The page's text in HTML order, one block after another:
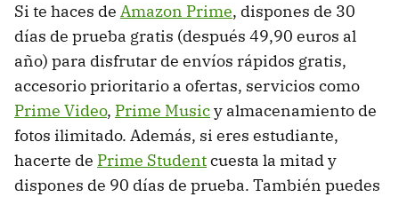
Si te haces de Amazon Prime, dispones de 30
días de prueba gratis (después 49,90 euros al
año) para disfrutar de envíos rápidos gratis,
accesorio prioritario a ofertas, servicios como
Prime Video, Prime Musicy almacenamiento de
fotos ilimitado. Además, si eres estudiante,
hacerte de Prime Studentcuesta la mitad y
dispones de 90 días de prueba. También puedes